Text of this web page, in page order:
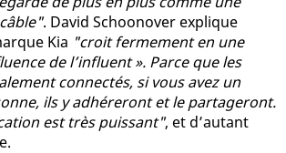
. David Schoonover explique
Kia "croit fermement en une
de l’influent ». Parce que les
connectés, si vous avez un
ils y adhéreront et le partageront.
est très puissant", et d’autant